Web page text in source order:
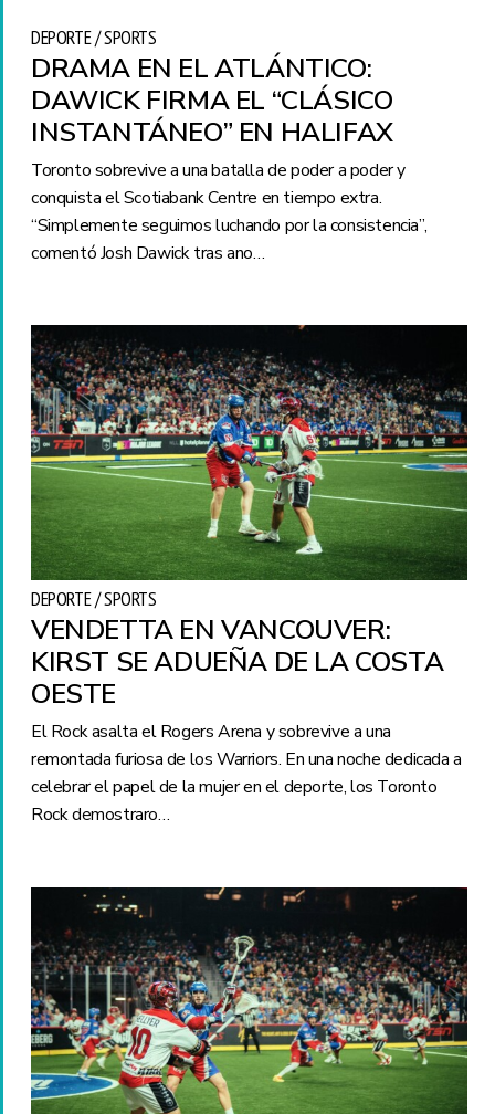
DEPORTE / SPORTS
DRAMA EN EL ATLÁNTICO:
DAWICK FIRMA EL “CLÁSICO
INSTANTÁNEO” EN HALIFAX
Toronto sobrevive a una batalla de poder a poder y
conquista el Scotiabank Centre en tiempo extra.
“Simplemente seguimos luchando por la consistencia”,
comentó Josh Dawick tras ano…
DEPORTE / SPORTS
VENDETTA EN VANCOUVER:
KIRST SE ADUEÑA DE LA COSTA
OESTE
El Rock asalta el Rogers Arena y sobrevive a una
remontada furiosa de los Warriors. En una noche dedicada a
celebrar el papel de la mujer en el deporte, los Toronto
Rock demostraro…